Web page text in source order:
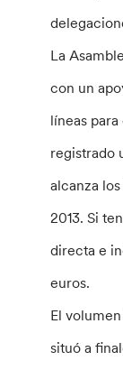
La
con un
líneas
registrado
alcanza
2013. Si
directa e
euros.
El
situó a